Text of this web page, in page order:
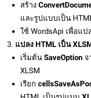
สร้าง
และรูปแบบเป็น
ใช้ WordsApi เพื่อแป
แปลง HTML เป็น
เริ่มต้น SaveOption จ
XLSM
เรียก